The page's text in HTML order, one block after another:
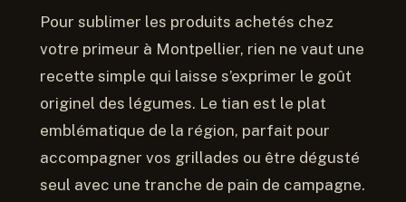
Pour sublimer les produits achetés chez
votre primeur à Montpellier, rien ne vaut une
recette simple qui laisse s’exprimer le goût
originel des légumes. Le tian est le plat
emblématique de la région, parfait pour
accompagner vos grillades ou être dégusté
seul avec une tranche de pain de campagne.